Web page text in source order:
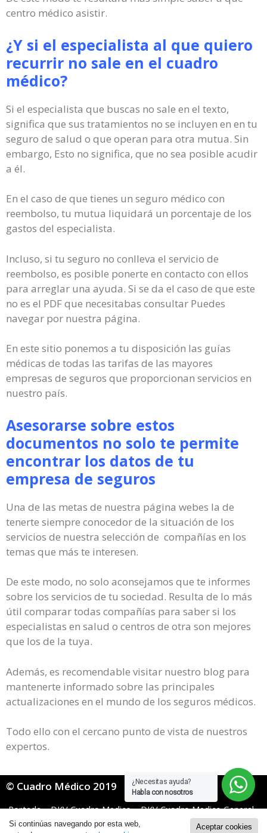
¿Necesitas ayuda?
Habla con nosotros
centro médico asistir.
¿Y si el especialista al que quiero
recurrir no sale en el cuadro
médico?
Si el especialista que buscas no sale en el texto,
significa que sus tratamientos no se incluyen en en tu
seguro de salud o que operan para otra mutua. Sin
embargo, Esto no significa, que no sea posible acudir
a él.
En el caso de que tienes un seguro médico con
reembolso, tu mutua liquidará un porcentaje de los
gastos del especialista.
Incluso, si tu seguro no conlleva el servicio de
reembolso, es posible ponerte en contacto con ellos
para arreglar una ayuda. Si se da el caso de que este
no es el PDF que necesitabas consultar Puedes
navegar por nuestra página.
En este sitio ponemos a tu disposición las guías
médicas de todas las tarifas de las mayores
empresas de seguros que proporcionan servicios en
nuestro país.
Asesorarse sobre estos
documentos no solo te permite
encontrar los datos de tu
empresa de seguros
Una de las metas de nuestra página webes la de
tenerte siempre conocedor de la situación de los
servicios de nuestra selección de compañías en los
temas que más te interesen.
De este modo, no solo aconsejamos que te informes
sobre los servicios de tu sociedad. Resulta de lo más
útil comparar todas compañías para saber si los
especialistas en salud o centros de otra son mejores
que los de la tuya.
Además, es recomendable visitar nuestro blog para
mantenerte informado sobre las principales
actualizaciones en el mundo de los seguros médicos.
Todo ello con el cercano punto de vista de nuestros
expertos.
© Cuadro Médico 2019
Portada»DKV Cuadro Medico»DKV Cuadro Medico General»
Dkv Cuadro Medico Ávila
Aceptar cookies
Si continúas navegando por esta web,